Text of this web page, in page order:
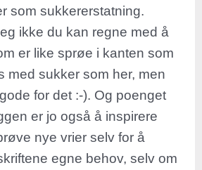
som sukkererstatning.
ikke du kan regne med å
er like sprøe i kanten som
med sukker som her, men
for det :-). Og poenget
er jo også å inspirere
nye vrier selv for å
egne behov, selv om